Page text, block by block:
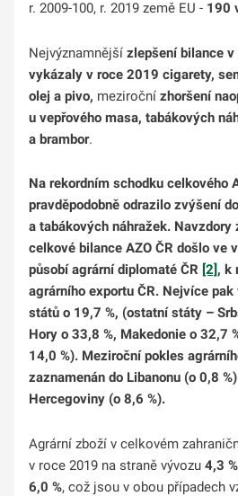
r. 2009-100, r. 2019 země EU - 190
Nejvýznamnější zlepšení bilance v
vykázaly v roce 2019 cigarety,
olej a pivo, meziroční zhoršení
u vepřového masa, tabákových
a brambor.
Na rekordním schodku celkového
pravděpodobně odrazilo zvýšení
a tabákových náhražek. Navzdory
celkové bilance AZO ČR došlo ve
působí agrární diplomaté ČR [2], k
agrárního exportu ČR. Nejvíce
států o 19,7 %, (ostatní státy –
Hory o 33,8 %, Makedonie o 32,7
14,0 %). Meziroční pokles
zaznamenán do Libanonu (o 0,8
Hercegoviny (o 8,6 %).
Agrární zboží v celkovém
v roce 2019 na straně vývozu 4,3 %
6,0 %, což jsou v obou případech